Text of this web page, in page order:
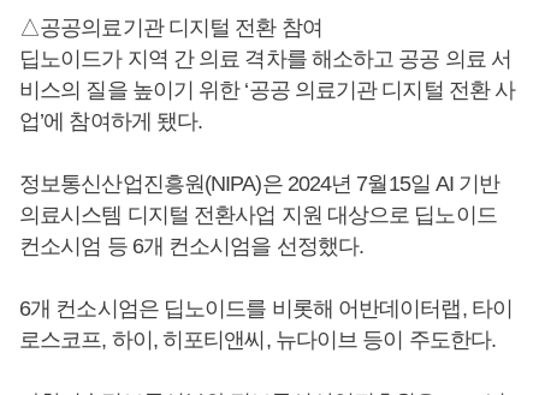
△공공의료기관 디지털 전환 참여
딥노이드가 지역 간 의료 격차를 해소하고 공공 의료 서
비스의 질을 높이기 위한 ‘공공 의료기관 디지털 전환 사
업’에 참여하게 됐다.
정보통신산업진흥원(NIPA)은 2024년 7월15일 AI 기반
의료시스템 디지털 전환사업 지원 대상으로 딥노이드
컨소시엄 등 6개 컨소시엄을 선정했다.
6개 컨소시엄은 딥노이드를 비롯해 어반데이터랩, 타이
로스코프, 하이, 히포티앤씨, 뉴다이브 등이 주도한다.